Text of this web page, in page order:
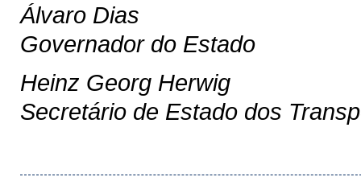
Álvaro Dias
Governador do Estado
Heinz Georg Herwig
Secretário de Estado dos